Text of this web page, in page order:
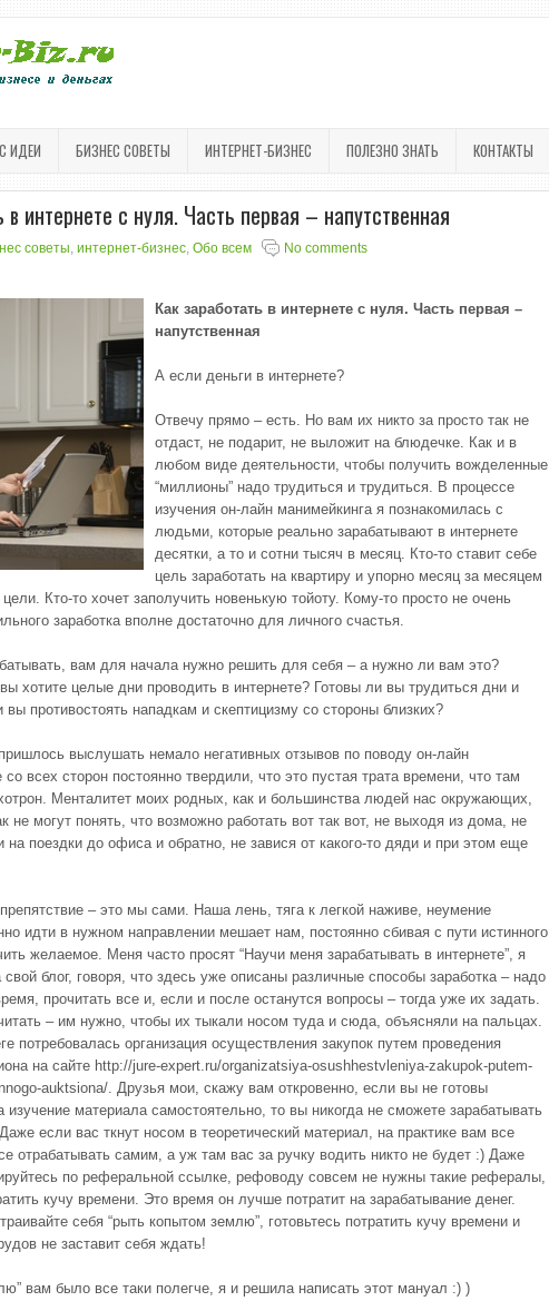
ИДЕИ БИЗНЕС СОВЕТЫ ИНТЕРНЕТ-БИЗНЕС ПОЛЕЗНО ЗНАТЬ КОНТАКТЫ
в интернете с нуля. Часть первая – напутственная
советы, интернет-бизнес, Обо всем No comments
Как заработать в интернете с нуля. Часть первая –
напутственная
А если деньги в интернете?
Отвечу прямо – есть. Но вам их никто за просто так не
отдаст, не подарит, не выложит на блюдечке. Как и в
любом виде деятельности, чтобы получить вожделенные
“миллионы” надо трудиться и трудиться. В процессе
изучения он-лайн манимейкинга я познакомилась с
людьми, которые реально зарабатывают в интернете
десятки, а то и сотни тысяч в месяц. Кто-то ставит себе
цель заработать на квартиру и упорно месяц за месяцем
Кто-то хочет заполучить новенькую тойоту. Кому-то просто не очень
заработка вполне достаточно для личного счастья.
вам для начала нужно решить для себя – а нужно ли вам это?
хотите целые дни проводить в интернете? Готовы ли вы трудиться дни и
противостоять нападкам и скептицизму со стороны близких?
выслушать немало негативных отзывов по поводу он-лайн
всех сторон постоянно твердили, что это пустая трата времени, что там
Менталитет моих родных, как и большинства людей нас окружающих,
не могут понять, что возможно работать вот так вот, не выходя из дома, не
на поездки до офиса и обратно, не завися от какого-то дяди и при этом еще
– это мы сами. Наша лень, тяга к легкой наживе, неумение
идти в нужном направлении мешает нам, постоянно сбивая с пути истинного
желаемое. Меня часто просят “Научи меня зарабатывать в интернете”, я
блог, говоря, что здесь уже описаны различные способы заработка – надо
прочитать все и, если и после останутся вопросы – тогда уже их задать.
– им нужно, чтобы их тыкали носом туда и сюда, объясняли на пальцах.
потребовалась организация осуществления закупок путем проведения
на сайте http://jure-expert.ru/organizatsiya-osushhestvleniya-zakupok-putem-
auktsiona/. Друзья мои, скажу вам откровенно, если вы не готовы
изучение материала самостоятельно, то вы никогда не сможете зарабатывать
если вас ткнут носом в теоретический материал, на практике вам все
отрабатывать самим, а уж там вас за ручку водить никто не будет :) Даже
по реферальной ссылке, рефоводу совсем не нужны такие рефералы,
кучу времени. Это время он лучше потратит на зарабатывание денег.
себя “рыть копытом землю”, готовьтесь потратить кучу времени и
не заставит себя ждать!
вам было все таки полегче, я и решила написать этот мануал :) )